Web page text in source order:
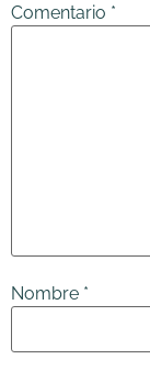
Comentario *
Nombre *